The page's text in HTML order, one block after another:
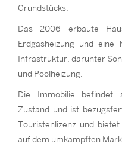
Grundstücks.
Das 2006 erbaute
Erdgasheizung und eine
Infrastruktur, darunter
und Poolheizung.
Die Immobilie befindet
Zustand und ist
Touristenlizenz und bietet
auf dem umkämpften